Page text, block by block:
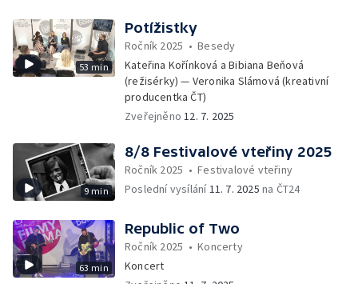
53 min
Potížistky
Ročník 2025 •Besedy
Kateřina Kořínková a Bibiana Beňová
(režisérky) — Veronika Slámová (kreativní
producentka ČT)
Zveřejněno12. 7. 2025
9 min
8/8 Festivalové vteřiny 2025
Ročník 2025 •Festivalové vteřiny
Poslední vysílání11. 7. 2025 na ČT24
63 min
Republic of Two
Ročník 2025 •Koncerty
Koncert